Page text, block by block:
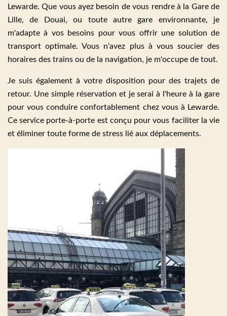
Lewarde. Que vous ayez besoin de vous rendre à la Gare de
Lille, de Douai, ou toute autre gare environnante, je
m'adapte à vos besoins pour vous offrir une solution de
transport optimale. Vous n'avez plus à vous soucier des
horaires des trains ou de la navigation, je m'occupe de tout.
Je suis également à votre disposition pour des trajets de
retour. Une simple réservation et je serai à l'heure à la gare
pour vous conduire confortablement chez vous à Lewarde.
Ce service porte-à-porte est conçu pour vous faciliter la vie
et éliminer toute forme de stress lié aux déplacements.